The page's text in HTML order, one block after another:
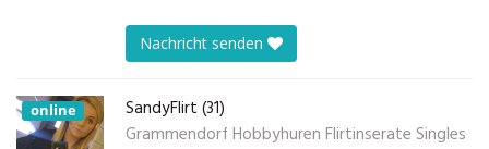
Nachricht senden
online
SandyFlirt (31)
Grammendorf Hobbyhuren Flirtinserate Singles